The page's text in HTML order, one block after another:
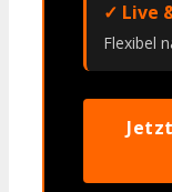
✓ Live
Flexibel